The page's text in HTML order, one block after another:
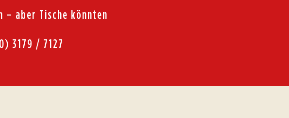
– aber Tische könnten
3179 / 7127